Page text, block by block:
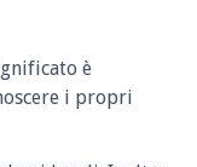
è
i propri